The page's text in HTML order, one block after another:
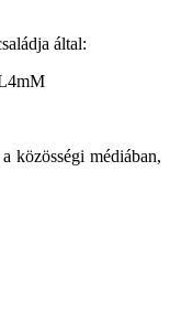
által:
közösségi médiában,